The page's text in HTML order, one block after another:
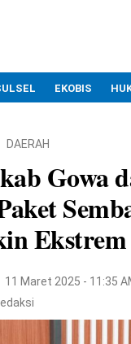
EKOBIS
DAERAH
Gowa
Ekstrem
11 Maret 2025 - 11:35